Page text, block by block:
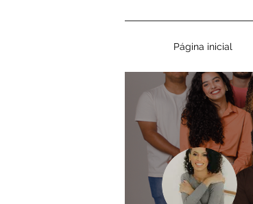
Página inicial